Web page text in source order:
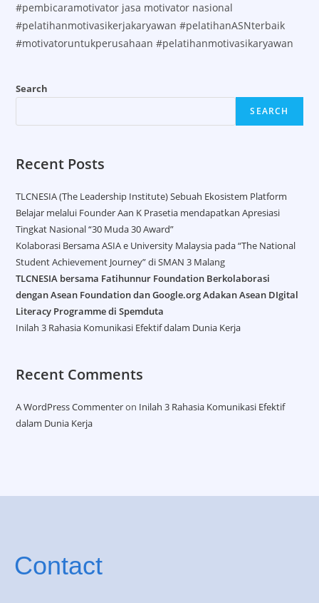
#pembicaramotivator jasa motivator nasional
#pelatihanmotivasikerjakaryawan #pelatihanASNterbaik
#motivatoruntukperusahaan #pelatihanmotivasikaryawan
Search
SEARCH
Recent Posts
TLCNESIA (The Leadership Institute) Sebuah Ekosistem Platform
Belajar melalui Founder Aan K Prasetia mendapatkan Apresiasi
Tingkat Nasional “30 Muda 30 Award”
Kolaborasi Bersama ASIA e University Malaysia pada “The National
Student Achievement Journey” di SMAN 3 Malang
TLCNESIA bersama Fatihunnur Foundation Berkolaborasi
dengan Asean Foundation dan Google.org Adakan Asean DIgital
Literacy Programme di Spemduta​
Inilah 3 Rahasia Komunikasi Efektif dalam Dunia Kerja
Recent Comments
A WordPress Commenteron Inilah 3 Rahasia Komunikasi Efektif
dalam Dunia Kerja
Contact